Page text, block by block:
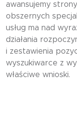
awansujemy
obszernych
usług ma nad
działania
i zestawienia
wyszukiwarce z
właściwe wnioski.